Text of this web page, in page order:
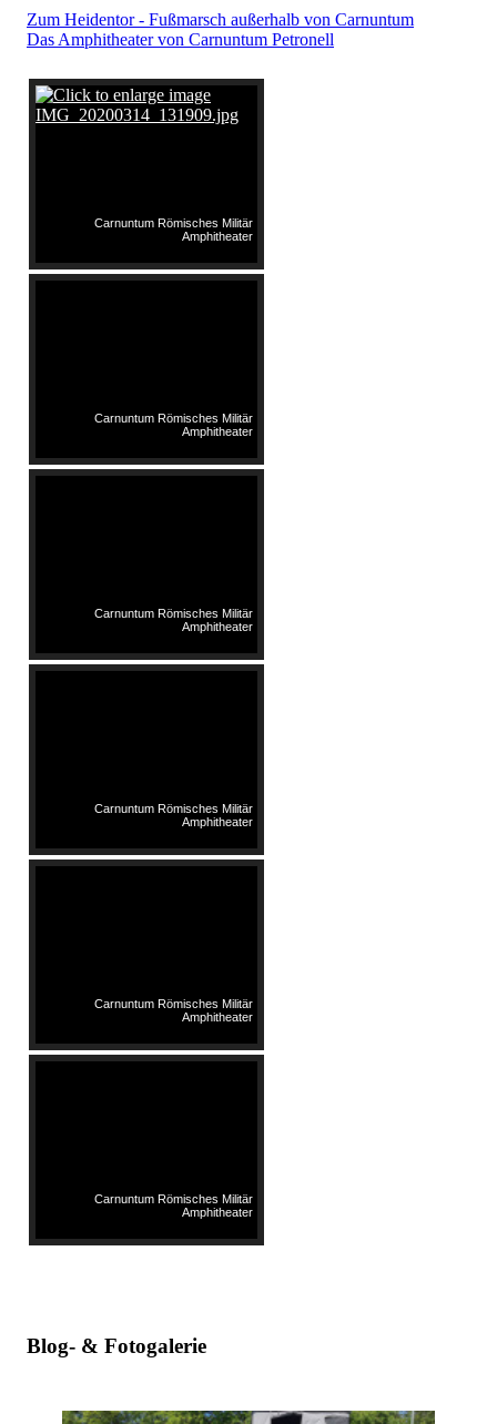
Zum Heidentor - Fußmarsch außerhalb von Carnuntum
Das Amphitheater von Carnuntum Petronell
Carnuntum Römisches Militär
Amphitheater
Carnuntum Römisches Militär
Amphitheater
Carnuntum Römisches Militär
Amphitheater
Carnuntum Römisches Militär
Amphitheater
Carnuntum Römisches Militär
Amphitheater
Carnuntum Römisches Militär
Amphitheater
Blog- & Fotogalerie